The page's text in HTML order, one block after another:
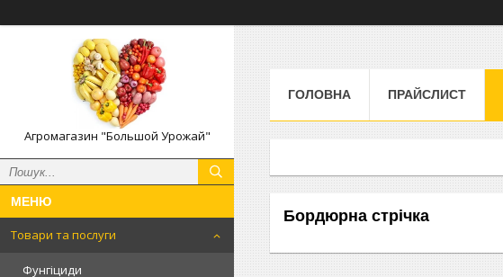
Агромагазин "Большой Урожай"
Товари та послуги
Фунгіциди
ГОЛОВНА ПРАЙСЛИСТ
Бордюрна стрічка